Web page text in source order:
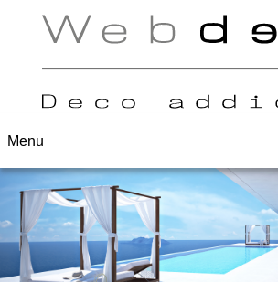
Menu